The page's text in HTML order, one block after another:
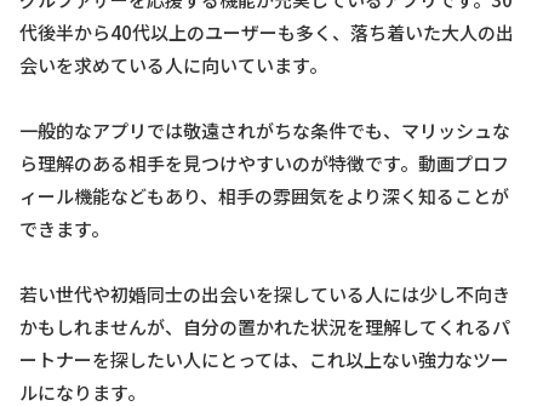
代後半から40代以上のユーザーも多く、落ち着いた大人の出
会いを求めている人に向いています。
一般的なアプリでは敬遠されがちな条件でも、マリッシュな
ら理解のある相手を見つけやすいのが特徴です。動画プロフ
ィール機能などもあり、相手の雰囲気をより深く知ることが
できます。
若い世代や初婚同士の出会いを探している人には少し不向き
かもしれませんが、自分の置かれた状況を理解してくれるパ
ートナーを探したい人にとっては、これ以上ない強力なツー
ルになります。